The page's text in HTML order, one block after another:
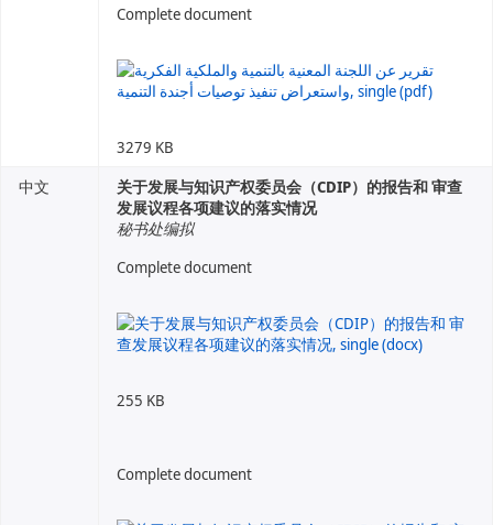
Complete document
3279 KB
中文
关于发展与知识产权委员会（CDIP）的报告和 审查
发展议程各项建议的落实情况
秘书处编拟
Complete document
255 KB
Complete document